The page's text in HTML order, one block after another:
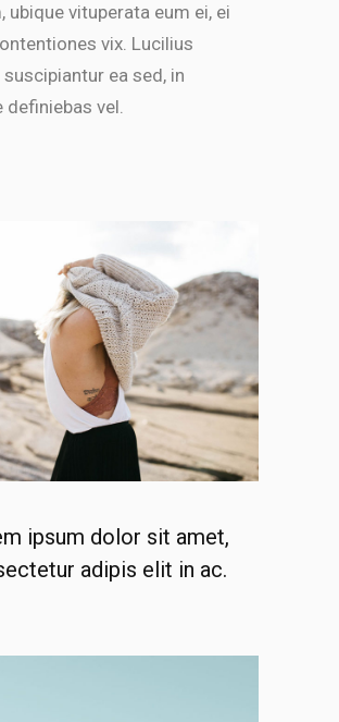
ubique vituperata eum ei, ei
vix. Lucilius
ea sed, in
definiebas vel.
ipsum dolor sit amet,
adipis elit in ac.